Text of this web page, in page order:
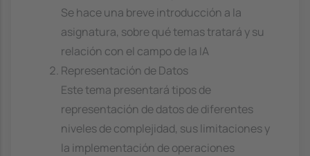
Se hace una breve introducción a la
asignatura, sobre qué temas tratará y su
relación con el campo de la IA
Representación de Datos
Este tema presentará tipos de
representación de datos de diferentes
niveles de complejidad, sus limitaciones y
la implementación de operaciones